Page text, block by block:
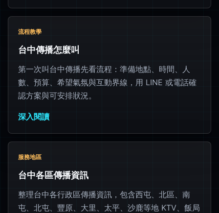
流程教學
台中傳播怎麼叫
第一次叫台中傳播先看流程：準備地點、時間、人
數、預算、希望氣氛與互動界線，用 LINE 或電話確
認方案與可安排狀況。
深入閱讀
服務地區
台中各區傳播資訊
整理台中各行政區傳播資訊，包含西屯、北區、南
屯、北屯、豐原、大里、太平、沙鹿等地 KTV、飯局